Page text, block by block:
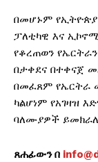
በመሆኑም
ፓለቲካዊ እና
የቆረጠወን
በታቀደና በተቀናጀ
በመፈጸም የኤርትራ
ካልሆነም የአገዛዝ
ባለሙያዎች
ጸሐፊውን በ